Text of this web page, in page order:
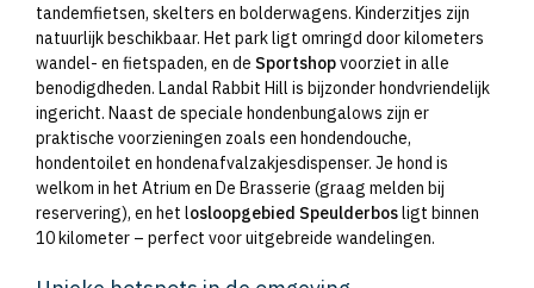
tandemfietsen, skelters en bolderwagens. Kinderzitjes zijn
natuurlijk beschikbaar. Het park ligt omringd door kilometers
wandel- en fietspaden, en de Sportshopvoorziet in alle
benodigdheden. Landal Rabbit Hill is bijzonder hondvriendelijk
ingericht. Naast de speciale hondenbungalows zijn er
praktische voorzieningen zoals een hondendouche,
hondentoilet en hondenafvalzakjesdispenser. Je hond is
welkom in het Atrium en De Brasserie (graag melden bij
reservering), en het losloopgebied Speulderbosligt binnen
10 kilometer – perfect voor uitgebreide wandelingen.